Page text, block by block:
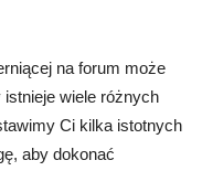
na forum może
wiele różnych
Ci kilka istotnych
aby dokonać